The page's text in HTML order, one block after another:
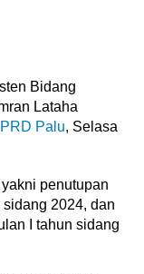
Bidang
Lataha
Palu, Selasa
penutupan
2024, dan
I tahun sidang